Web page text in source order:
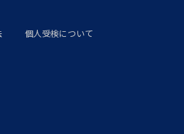
個人受検について